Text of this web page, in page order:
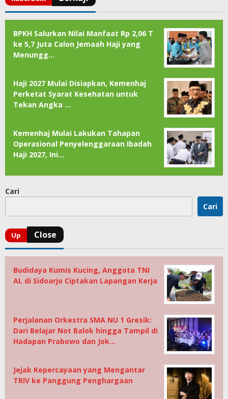
BPKH Salurkan Nilai Manfaat Rp 2,06 T
ke 5,7 Juta Calon Jemaah Haji yang
Menungg…
Haji 2027 Mulai Disiapkan, Kemenhaj
Perketat Syarat Kesehatan untuk
Tekan Angka …
Kemenhaj Mulai Lakukan Tahapan
Operasional Penyelenggaraan Ibadah
Haji 2027, Ini…
Cari
Cari
Budidaya Kumis Kucing, Anggota TNI
AL di Sidoarjo Ciptakan Lapangan Kerja
Perjalanan Orkestra SMA NU 1 Gresik:
Dari Belajar Not Balok hingga Tampil di
Hadapan Prabowo dan Jok…
Jejak Kepercayaan yang Mengantar
TRIV ke Panggung Penghargaan